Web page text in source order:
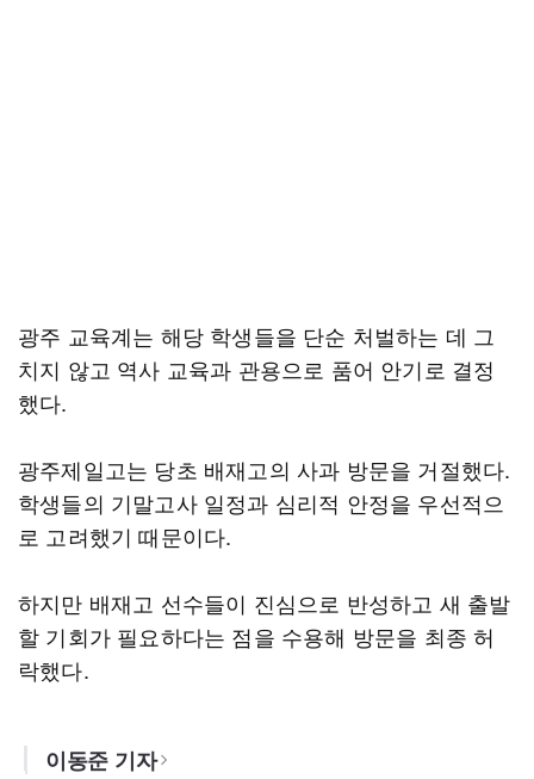
광주 교육계는 해당 학생들을 단순 처벌하는 데 그
치지 않고 역사 교육과 관용으로 품어 안기로 결정
했다.
광주제일고는 당초 배재고의 사과 방문을 거절했다.
학생들의 기말고사 일정과 심리적 안정을 우선적으
로 고려했기 때문이다.
하지만 배재고 선수들이 진심으로 반성하고 새 출발
할 기회가 필요하다는 점을 수용해 방문을 최종 허
락했다.
이동준 기자